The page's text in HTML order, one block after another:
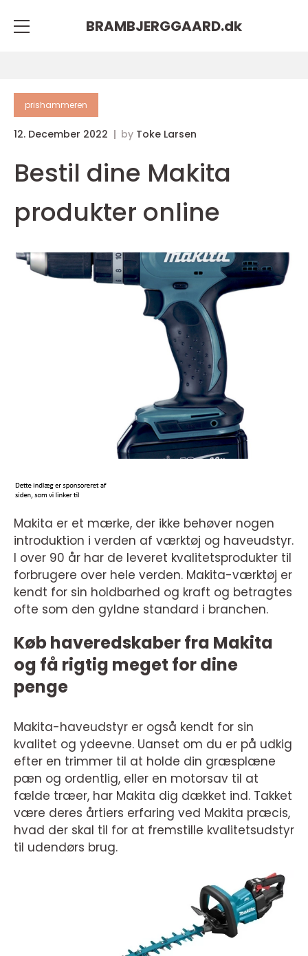
BRAMBJERGGAARD.dk
prishammeren
12. December 2022 by Toke Larsen
Bestil dine Makita
produkter online
Makita er et mærke, der ikke behøver nogen
introduktion i verden af værktøj og haveudstyr.
I over 90 år har de leveret kvalitetsprodukter til
forbrugere over hele verden. Makita-værktøj er
kendt for sin holdbarhed og kraft og betragtes
ofte som den gyldne standard i branchen.
Køb haveredskaber fra Makita
og få rigtig meget for dine
penge
Makita-haveudstyr er også kendt for sin
kvalitet og ydeevne. Uanset om du er på udkig
efter en trimmer til at holde din græsplæne
pæn og ordentlig, eller en motorsav til at
fælde træer, har Makita dig dækket ind. Takket
være deres årtiers erfaring ved Makita præcis,
hvad der skal til for at fremstille kvalitetsudstyr
til udendørs brug.